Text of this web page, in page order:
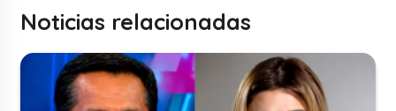
Noticias relacionadas